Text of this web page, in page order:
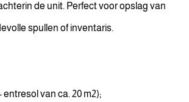
de unit. Perfect voor opslag van
spullen of inventaris.
entresol van ca. 20 m2);